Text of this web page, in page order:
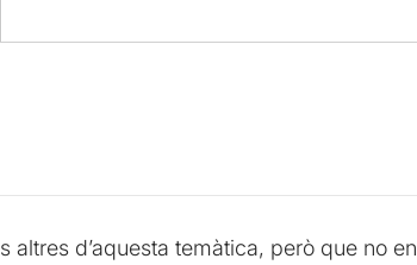
d’aquesta temàtica, però que no